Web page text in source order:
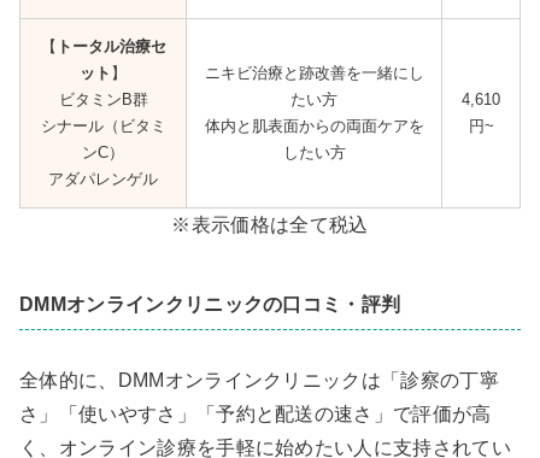
【 トータル治療セ
ット 】
ビタミンB群
シナール（ビタミ
ンC）
アダパレンゲル
ニキビ治療と跡改善を一緒にし
たい方
体内と肌表面からの両面ケアを
したい方
4,610
円~
※表示価格は全て税込
DMMオンラインクリニックの口コミ・評判
全体的に、DMMオンラインクリニックは「診察の丁寧
さ」「使いやすさ」「予約と配送の速さ」で評価が高
く、オンライン診療を手軽に始めたい人に支持されてい